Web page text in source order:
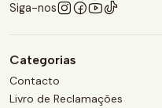
Siga-nos
Categorias
Contacto
Livro de Reclamações